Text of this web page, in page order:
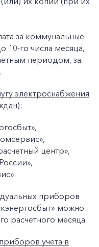
за коммунальные
10-го числа месяца,
периодом, за
электроснабжения
центр»,
приборов
можно
расчетного месяца.
учета в